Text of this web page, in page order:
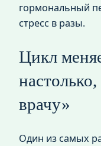
гормональный
стресс в разы.
Цикл
врачу»
Один из самых